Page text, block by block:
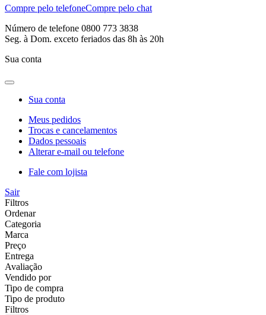
Compre pelo telefoneCompre pelo chat
Número de telefone 0800 773 3838
Seg. à Dom. exceto feriados das 8h às 20h
Sua conta
Sua conta
Meus pedidos
Trocas e cancelamentos
Dados pessoais
Alterar e-mail ou telefone
Fale com lojista
Sair
Filtros
Ordenar
Categoria
Marca
Preço
Entrega
Avaliação
Vendido por
Tipo de compra
Tipo de produto
Filtros